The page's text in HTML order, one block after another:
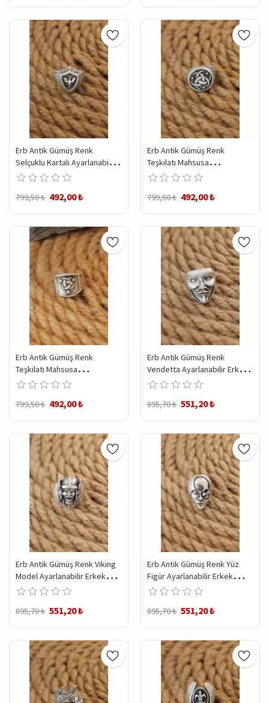
Erb Antik Gümüş Renk
Selçuklu Kartalı Ayarlanabilir
Erkek Yüzük
799,50 ₺ 492,00 ₺
Erb Antik Gümüş Renk
Teşkilatı Mahsusa
Ayarlanabilir Erkek Yüzük
799,50 ₺ 492,00 ₺
Erb Antik Gümüş Renk
Teşkilatı Mahsusa
Ayarlanabilir Erkek Yüzük
799,50 ₺ 492,00 ₺
Erb Antik Gümüş Renk
Vendetta Ayarlanabilir Erkek
Yüzük
895,70 ₺ 551,20 ₺
Erb Antik Gümüş Renk Viking
Model Ayarlanabilir Erkek
Yüzük
895,70 ₺ 551,20 ₺
Erb Antik Gümüş Renk Yüz
Figür Ayarlanabilir Erkek
Yüzük
895,70 ₺ 551,20 ₺